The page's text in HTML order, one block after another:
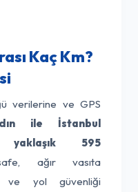
Kaç Km?
verilerine ve GPS
ile İstanbul
yaklaşık 595
ağır vasıta
ve yol güvenliği